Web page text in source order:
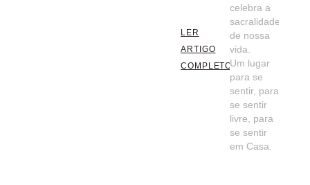
LER
ARTIGO
COMPLETO
celebra a
sacralidade
de nossa
vida.
Um lugar
para se
sentir, para
se sentir
livre, para
se sentir
em Casa.